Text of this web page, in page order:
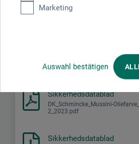
Marketing
Auswahl bestätigen
Sikkerhedsdatablad
DK_Schmincke_Mussini-
1_2023.pdf
Sikkerhedsdatablad
DK_Schmincke_Mussini-
2_2023.pdf
Sikkerhedsdatablad